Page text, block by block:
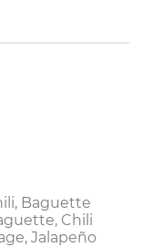
Baguette
Chili
Jalapeño